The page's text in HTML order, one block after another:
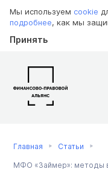
Мы используем cookie
подробнее, как мы
Принять
Главная Статьи
МФО «Займер»: методы